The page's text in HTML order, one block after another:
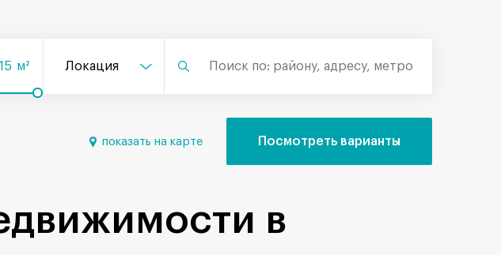
м² Локация
показать на карте Посмотреть варианты
в